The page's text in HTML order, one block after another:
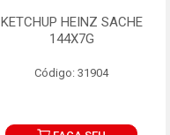
KETCHUP HEINZ SACHE
144X7G
Código: 31904